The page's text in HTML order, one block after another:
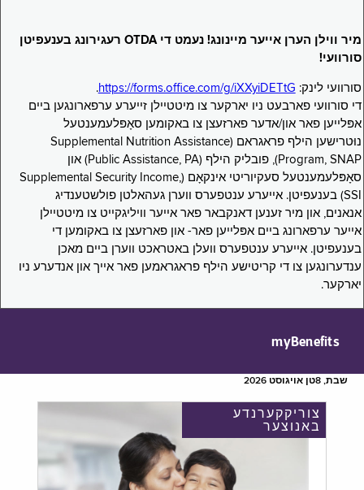
מיר ווילן הערן אייער מיינונג! נעמט די OTDA רעגירונג בענעפיטן
סורוועי!
סורוועי לינק: https://forms.office.com/g/iXXyiDETtG
.
די סורוועי פארבעט ניו יארקער צו מיטטיילן זייערע ערפארונגען ביים
אפּלייען פאר און/אדער פארזעצן צו באקומען סאָפּלעמענטעל
נוּטרישען הילף פראגראם (Supplemental Nutrition Assistance
Program, SNAP), פובליק הילף (Public Assistance, PA) און
סאָפּלעמענטעל סעקיוריטי אינקאָם (Supplemental Security Income,
SSI) בענעפיטן. אייערע ענטפערס ווערן געהאלטן פולשטענדיג
אנאנים, און מיר זענען דאנקבאר פאר אייער וויליגקייט צו מיטטיילן
אייער ערפארונג ביים אפּלייען פאר- און פארזעצן צו באקומען די
בענעפיטן. אייערע ענטפערס וועלן באטראכט ווערן ביים מאכן
ענדערונגען צו די קריטישע הילף פראגראמען פאר אייך און אנדערע ניו
יארקער.
myBenefits
שבת, 8טן אויגוסט 2026
צוריקקערנדע
באנוצער